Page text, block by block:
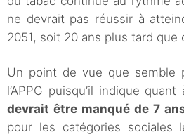
ne devrait pas réussir à
2051, soit 20 ans plus tard que
Un point de vue que semble
l’APPG puisqu’il indique
devrait être manqué de 7
pour les catégories sociales